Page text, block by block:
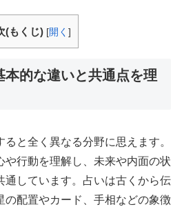
(もくじ) [開く ]
本的な違いと共通点を理
と全く異なる分野に思えます。
や行動を理解し、未来や内面の状
通しています。占いは古くから伝
の配置やカード、手相などの象徴